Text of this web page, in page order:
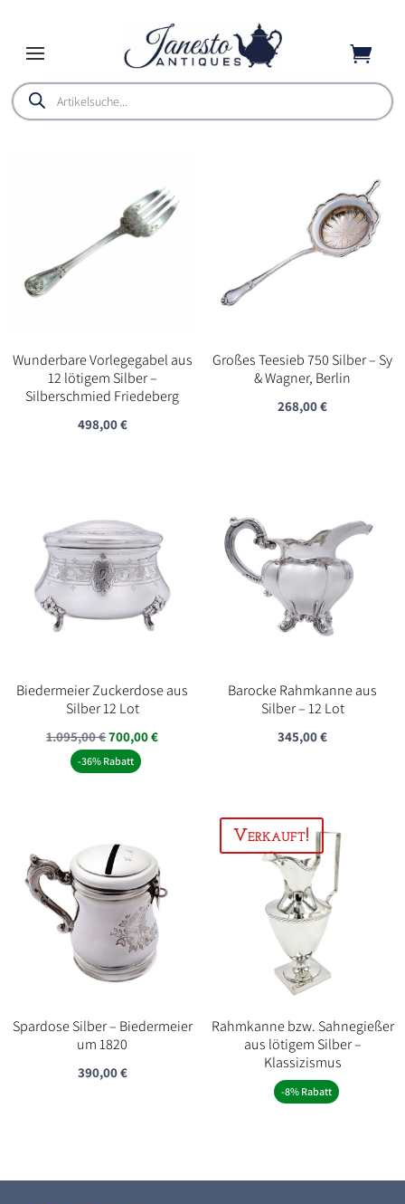

Products
search
Wunderbare Vorlegegabel aus
12 lötigem Silber –
Silberschmied Friedeberg
498,00€
Großes Teesieb 750 Silber – Sy
& Wagner, Berlin
268,00€
Biedermeier Zuckerdose aus
Silber 12 Lot
1.095,00€Ursprünglicher
Preis
700,00€Aktueller
-36% Rabatt
Barocke Rahmkanne aus
Silber – 12 Lot
345,00€
Spardose Silber – Biedermeier
um 1820
390,00€
Rahmkanne bzw. Sahnegießer
aus lötigem Silber –
Klassizismus
-8% Rabatt